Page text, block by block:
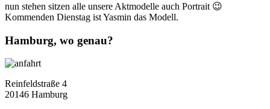
nun stehen sitzen alle unsere Aktmodelle auch Portrait 😉
Kommenden Dienstag ist Yasmin das Modell.
Hamburg, wo genau?
Reinfeldstraße 4
20146 Hamburg